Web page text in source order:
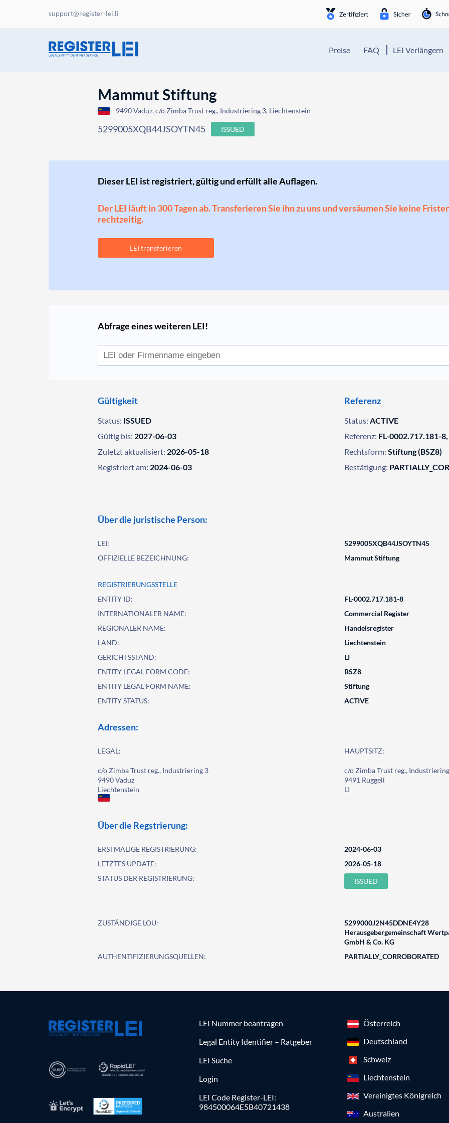
support@register-lei.li
Preise FAQ LEI Verlängern
Mammut Stiftung
9490 Vaduz, c/o Zimba Trust reg., Industriering 3, Liechtenstein
5299005XQB44JSOYTN45 ISSUED
Dieser LEI ist registriert, gültig und erfüllt alle Auflagen.
Der LEI läuft in 300 Tagen ab. Transferieren Sie ihn zu uns und versäumen Sie keine
rechtzeitig.
LEI transferieren
Abfrage eines weiteren LEI!
Gültigkeit
Status: ISSUED
Gültig bis: 2027-06-03
Zuletzt aktualisiert: 2026-05-18
Registriert am: 2024-06-03
Referenz
Status: ACTIVE
Referenz: FL-0002.717.181-
Rechtsform: Stiftung (BSZ8)
Bestätigung:
Über die juristische Person:
LEI:
5299005XQB44JSOYTN45
OFFIZIELLE BEZEICHNUNG:
Mammut Stiftung
REGISTRIERUNGSSTELLE
ENTITY ID:
FL-0002.717.181-8
INTERNATIONALER NAME:
Commercial Register
REGIONALER NAME:
Handelsregister
LAND:
Liechtenstein
GERICHTSSTAND:
LI
ENTITY LEGAL FORM CODE:
BSZ8
ENTITY LEGAL FORM NAME:
Stiftung
ENTITY STATUS:
ACTIVE
Adressen:
LEGAL:
c/o Zimba Trust reg., Industriering 3
9490 Vaduz
Liechtenstein
HAUPTSITZ:
c/o Zimba Trust reg.,
9491 Ruggell
LI
Über die Regstrierung:
ERSTMALIGE REGISTRIERUNG:
2024-06-03
LETZTES UPDATE:
2026-05-18
STATUS DER REGISTRIERUNG:
ISSUED
ZUSTÄNDIGE LOU:
5299000J2N45DDNE4Y28
Herausgebergemeinschaft
GmbH & Co. KG
AUTHENTIFIZIERUNGSQUELLEN:
PARTIALLY_CORROBORATED
LEI Nummer beantragen
Legal Entity Identifier – Ratgeber
LEI Suche
Login
LEI Code Register-LEI:
984500064E5B40721438
Österreich
Deutschland
Schweiz
Liechtenstein
Vereinigtes Königreich
Australien